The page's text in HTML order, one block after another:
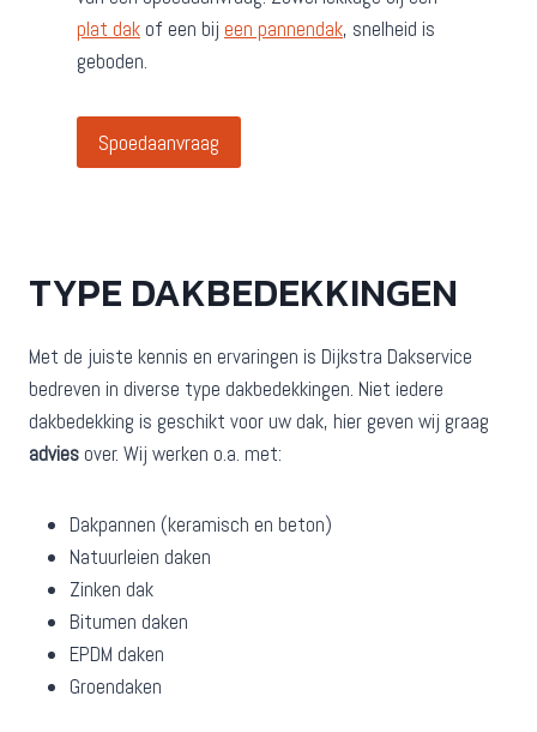
plat dak of een bij een pannendak, snelheid is
geboden.
Spoedaanvraag
TYPE DAKBEDEKKINGEN
Met de juiste kennis en ervaringen is Dijkstra Dakservice
bedreven in diverse type dakbedekkingen. Niet iedere
dakbedekking is geschikt voor uw dak, hier geven wij graag
advies over. Wij werken o.a. met:
Dakpannen (keramisch en beton)
Natuurleien daken
Zinken dak
Bitumen daken
EPDM daken
Groendaken